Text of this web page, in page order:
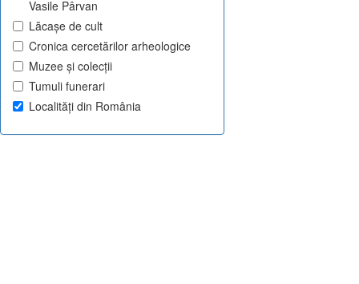
Vasile Pârvan
Lăcașe de cult
Cronica cercetărilor arheologice
Muzee și colecții
Tumuli funerari
Localități din România